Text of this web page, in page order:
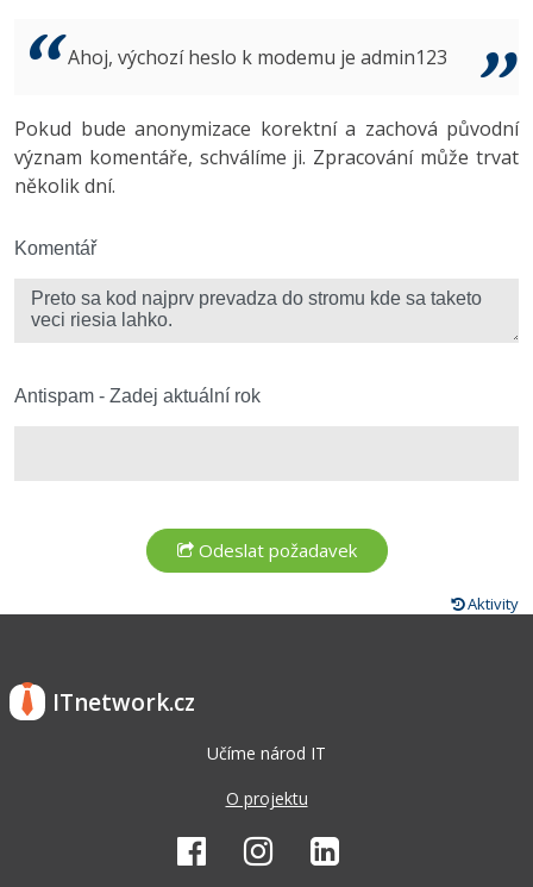
Copywriter
WordPress specialista
Algoritmy -41%
Umělá inteligence (AI) -10%
Fórum
Windows
Kybernetická bezpečnost
Fórum
Ahoj, výchozí heslo k modemu je admin123
Pokud bude anonymizace korektní a zachová původní
význam komentáře, schválíme ji. Zpracování může trvat
několik dní.
Komentář
Antispam - Zadej aktuální rok
Aktivity
ITnetwork.cz
Učíme národ IT
O projektu